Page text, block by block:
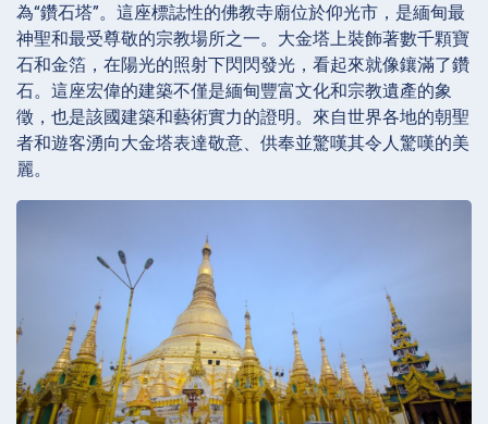
為“鑽石塔”。這座標誌性的佛教寺廟位於仰光市，是緬甸最
神聖和最受尊敬的宗教場所之一。大金塔上裝飾著數千顆寶
石和金箔，在陽光的照射下閃閃發光，看起來就像鑲滿了鑽
石。這座宏偉的建築不僅是緬甸豐富文化和宗教遺產的象
徵，也是該國建築和藝術實力的證明。來自世界各地的朝聖
者和遊客湧向大金塔表達敬意、供奉並驚嘆其令人驚嘆的美
麗。